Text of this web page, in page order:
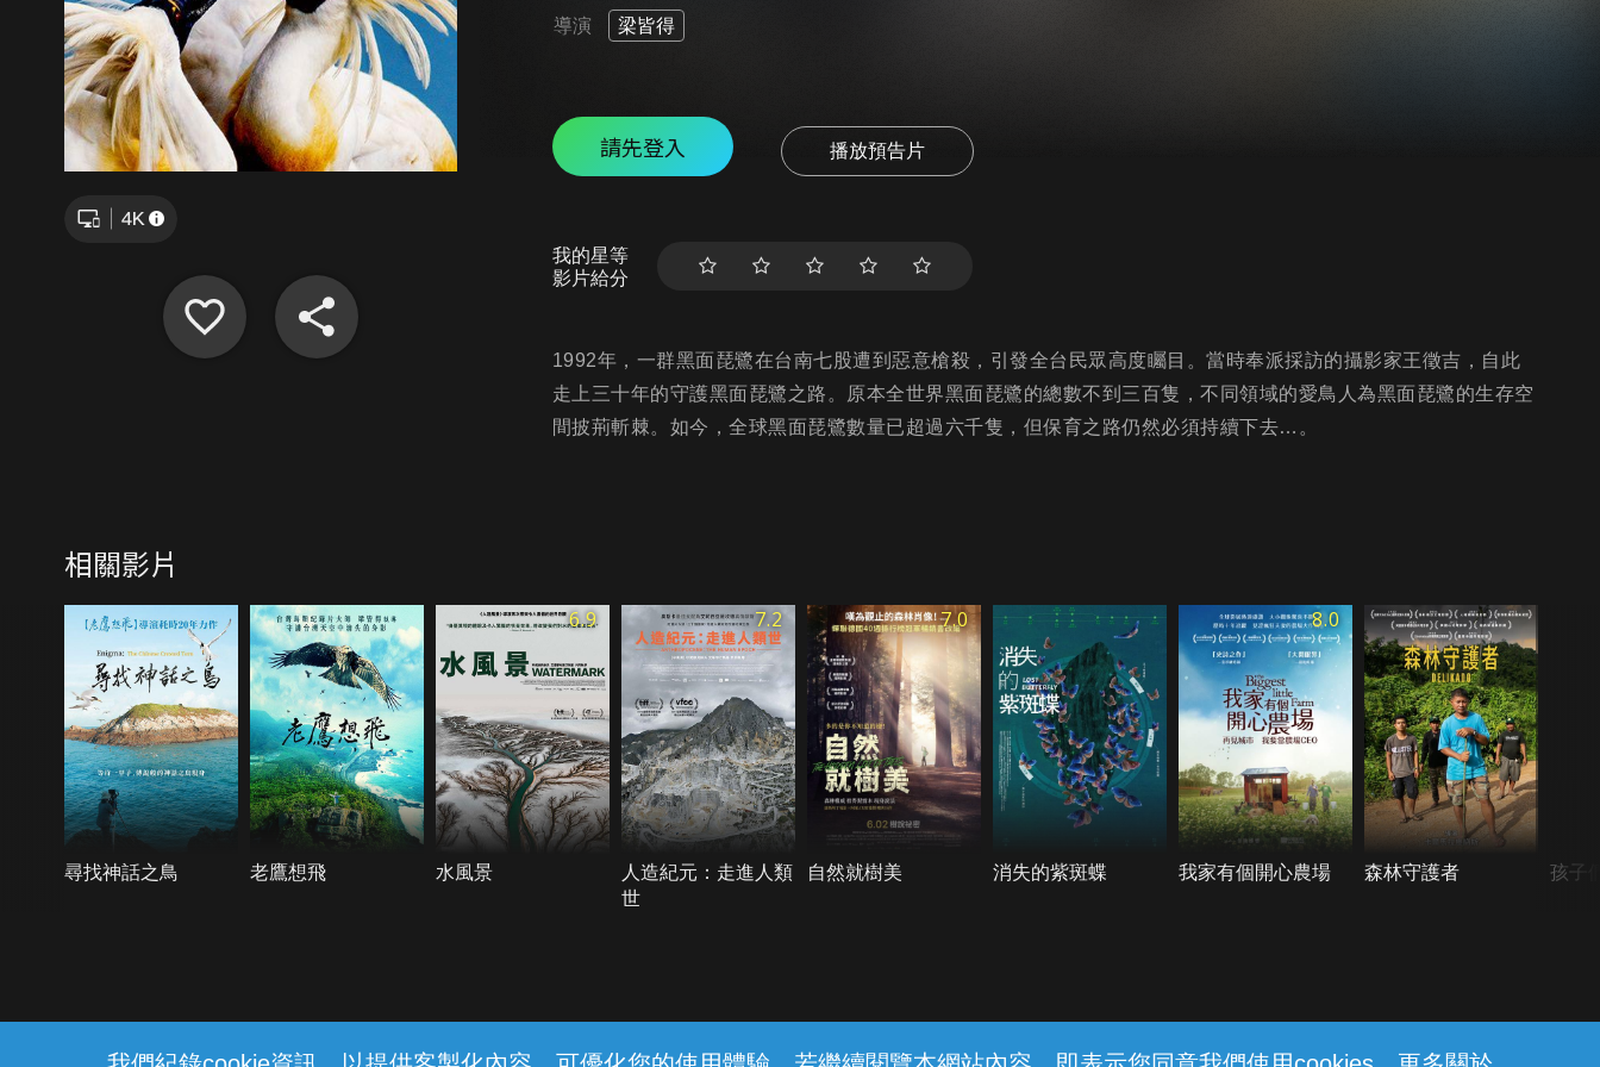
導演 梁皆得
請先登入 播放預告片
我的星等
影片給分
1992年，一群黑面琵鷺在台南七股遭到惡意槍殺，引發全台民眾高度矚目。當時奉派採訪的攝影家王徵吉，自此
走上三十年的守護黑面琵鷺之路。原本全世界黑面琵鷺的總數不到三百隻，不同領域的愛鳥人為黑面琵鷺的生存空
間披荊斬棘。如今，全球黑面琵鷺數量已超過六千隻，但保育之路仍然必須持續下去…。
相關影片
尋找神話之鳥 老鷹想飛
6.9
水風景
7.2
人造紀元：走進人類
世
7.0
自然就樹美 消失的紫斑蝶
8.0
我家有個開心農場 森林守護者 孩子
線上客服 服務條款 隱私權保護